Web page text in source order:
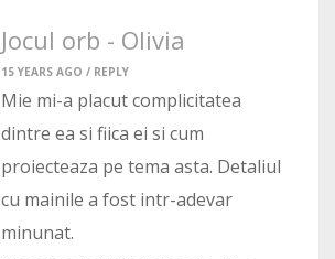
Jocul orb - Olivia
15 YEARS AGO / REPLY
Mie mi-a placut complicitatea
dintre ea si fiica ei si cum
proiecteaza pe tema asta. Detaliul
cu mainile a fost intr-adevar
minunat.